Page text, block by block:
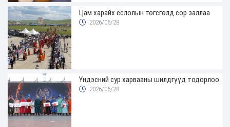
Цам харайх ёслолын төгсгөлд сор заллаа
2026/06/28
Үндэсний сур харвааны шилдгүүд тодорлоо
2026/06/28